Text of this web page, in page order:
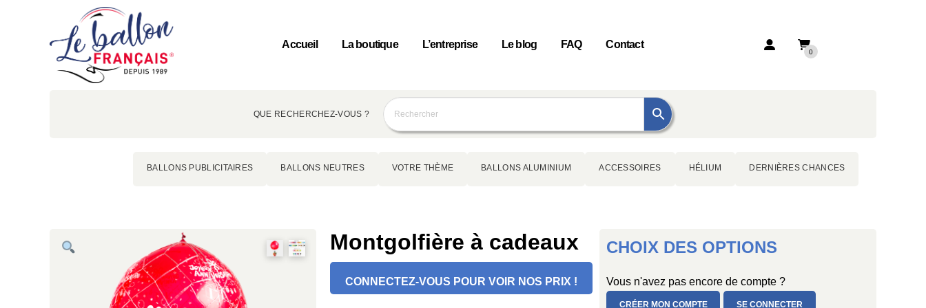
Accueil La boutique L’entreprise Le blog FAQ Contact
0
QUE RECHERCHEZ-VOUS ?
BALLONS PUBLICITAIRES BALLONS NEUTRES VOTRE THÈME BALLONS ALUMINIUM ACCESSOIRES HÉLIUM DERNIÈRES CHANCES
Montgolfière à cadeaux
CONNECTEZ-VOUS POUR VOIR NOS PRIX !
CHOIX DES OPTIONS
Vous n'avez pas encore de compte ?
CRÉER MON COMPTE SE CONNECTER